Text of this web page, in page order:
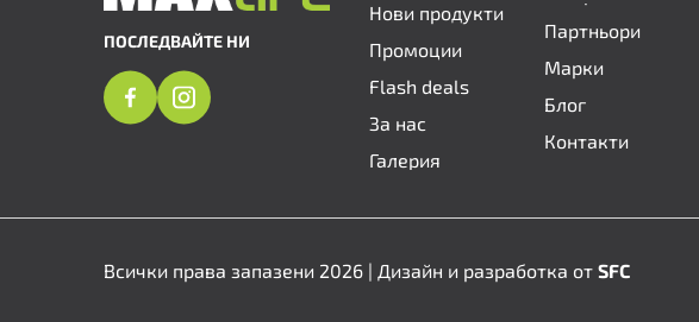
ПОСЛЕДВАЙТЕ НИ
Нови продукти
Промоции
Flash deals
За нас
Галерия
Партньори
Марки
Блог
Контакти
Всички права запазени 2026 | Дизайн и разработка от SFC